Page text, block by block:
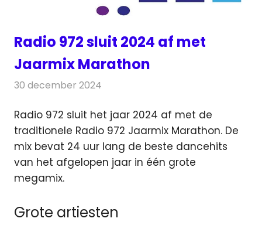
Radio 972 sluit 2024 af met
Jaarmix Marathon
30 december 2024
Radio 972 sluit het jaar 2024 af met de
traditionele Radio 972 Jaarmix Marathon. De
mix bevat 24 uur lang de beste dancehits
van het afgelopen jaar in één grote
megamix.
Grote artiesten